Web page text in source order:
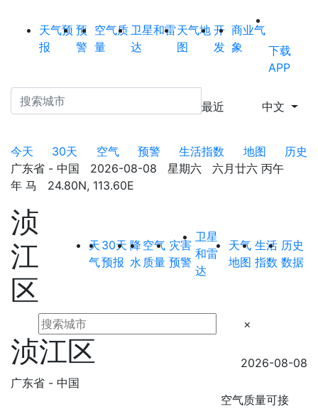
天气预
报
预
警
空气质
量
卫星和雷
达
天气地
图
开
发
商业气
象
下载
APP
最近 中文
今天 30天 空气 预警 生活指数 地图
历史
广东省 - 中国 2026-08-08 星期六 六月廿六 丙午
年 马 24.80N, 113.60E
浈
江
区
天
气
30天
预报
降
水
空气
质量
灾害
预警
卫星
和雷
达
天气
地图
生活
指数
历史
数据
×
浈江区
广东省 - 中国
2026-08-08
空气质量可接